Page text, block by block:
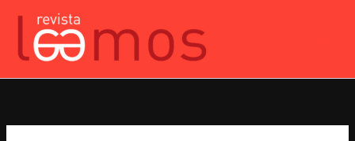
contenido